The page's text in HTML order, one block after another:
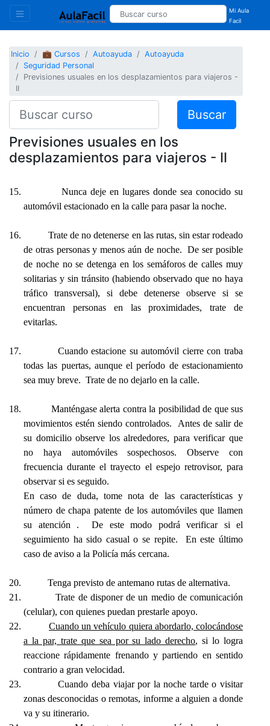
Mi Aula
Facil
Inicio 💼 Cursos Autoayuda
Autoayuda
Seguridad Personal
Previsiones usuales en los desplazamientos para viajeros -
II
Buscar
Previsiones usuales en los
desplazamientos para viajeros - II
15.
Nunca deje en lugares donde sea conocido su
automóvil estacionado en la calle para pasar la noche.
16.
Trate de no detenerse en las rutas, sin estar rodeado
de otras personas y menos aún de noche. De ser posible
de noche no se detenga en los semáforos de calles muy
solitarias y sin tránsito (habiendo observado que no haya
tráfico transversal), si debe detenerse observe si se
encuentran personas en las proximidades, trate de
evitarlas.
17.
Cuando estacione su automóvil cierre con traba
todas las puertas, aunque el período de estacionamiento
sea muy breve. Trate de no dejarlo en la calle.
18.
Manténgase alerta contra la posibilidad de que sus
movimientos estén siendo controlados. Antes de salir de
su domicilio observe los alrededores, para verificar que
no haya automóviles sospechosos. Observe con
frecuencia durante el trayecto el espejo retrovisor, para
observar si es seguido.
En caso de duda, tome nota de las características y
número de chapa patente de los automóviles que llamen
su atención . De este modo podrá verificar si el
seguimiento ha sido casual o se repite. En este último
caso de aviso a la Policía más cercana.
20.
Tenga previsto de antemano rutas de alternativa.
21.
Trate de disponer de un medio de comunicación
(celular), con quienes puedan prestarle apoyo.
22.
Cuando un vehículo quiera abordarlo, colocándose
a la par, trate que sea por su lado derecho, si lo logra
reaccione rápidamente frenando y partiendo en sentido
contrario a gran velocidad.
23.
Cuando deba viajar por la noche tarde o visitar
zonas desconocidas o remotas, informe a alguien a donde
va y su itinerario.